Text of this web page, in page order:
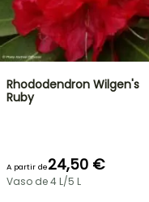
Rhododendron Wilgen's
Ruby
A partir de24,50 €
Vaso de 4 L/5 L